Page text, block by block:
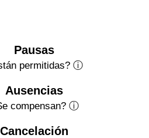
Pausas
permitidas? ⓘ
Ausencias
compensan? ⓘ
Cancelación